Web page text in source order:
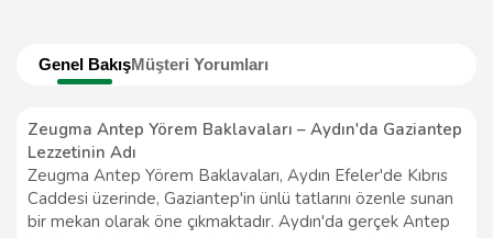
Genel BakışMüşteri Yorumları
Zeugma Antep Yörem Baklavaları – Aydın'da Gaziantep
Lezzetinin Adı
Zeugma Antep Yörem Baklavaları, Aydın Efeler'de Kıbrıs
Caddesi üzerinde, Gaziantep'in ünlü tatlarını özenle sunan
bir mekan olarak öne çıkmaktadır. Aydın'da gerçek Antep